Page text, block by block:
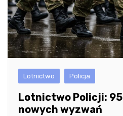
Lotnictwo Policja
Lotnictwo Policji:
nowych wyzwań